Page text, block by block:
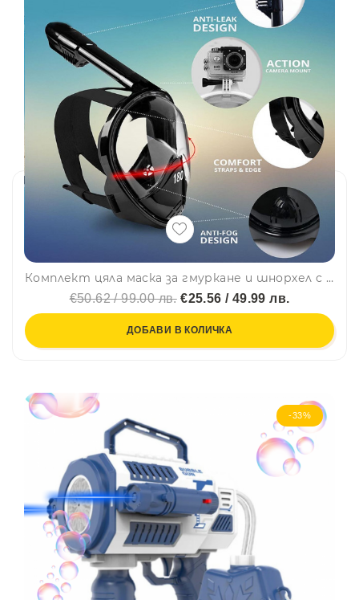
Комплект цяла маска за гмуркане и шнорхел с 180° панорамна видимост 3741- S/M, черен цвят
€50.62 / 99.00 лв.€25.56 / 49.99 лв.
ДОБАВИ В КОЛИЧКА
-33%